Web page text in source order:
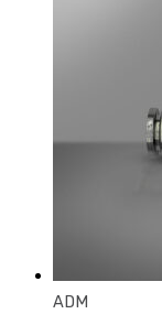
ADM